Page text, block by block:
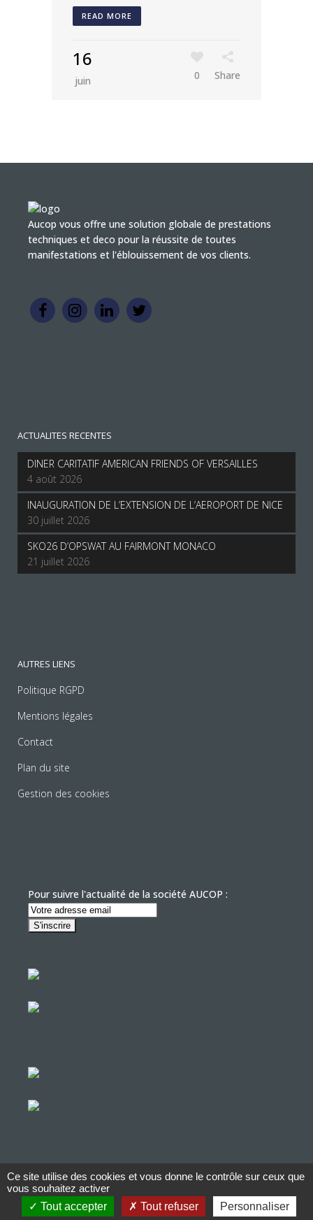
READ MORE
16
juin 0 Share
Aucop vous offre une solution globale de prestations
techniques et deco pour la réussite de toutes
manifestations et l'éblouissement de vos clients.
ACTUALITES RECENTES
DINER CARITATIF AMERICAN FRIENDS OF VERSAILLES
4 août 2026
INAUGURATION DE L’EXTENSION DE L’AEROPORT DE NICE
30 juillet 2026
SKO26 D’OPSWAT AU FAIRMONT MONACO
21 juillet 2026
AUTRES LIENS
Politique RGPD
Mentions légales
Contact
Plan du site
Gestion des cookies
Pour suivre l'actualité de la société AUCOP :
© Copyright Aucop – 2022
Ce site utilise des cookies et vous donne le contrôle sur ceux que
vous souhaitez activer
Tout accepter
Tout refuser Personnaliser